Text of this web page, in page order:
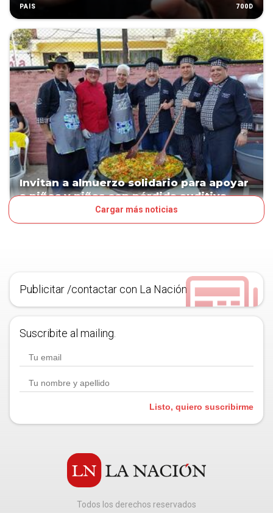
PAÍS 700D
Invitan a almuerzo solidario para apoyar
a niños y niñas con pérdida auditiva
Cargar más noticias
Publicitar /contactar con La Nación
Suscribite al mailing.
Listo, quiero suscribirme
Todos los derechos reservados